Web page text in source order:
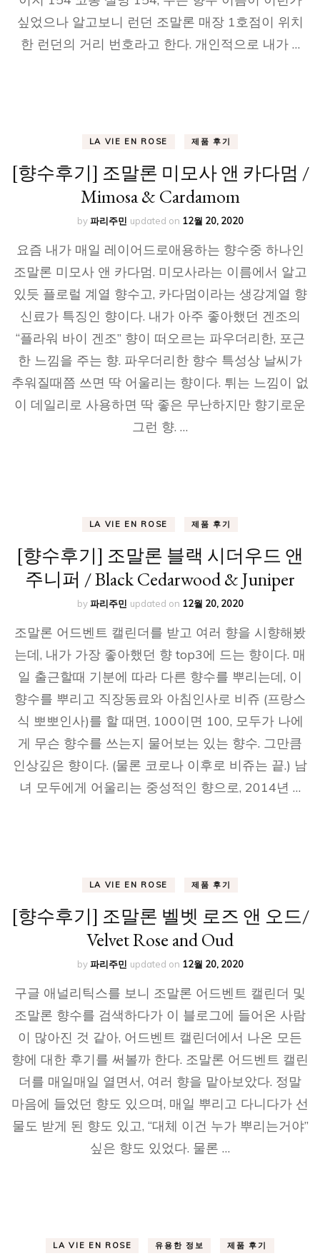
싶었으나 알고보니 런던 조말론 매장 1호점이 위치
한 런던의 거리 번호라고 한다. 개인적으로 내가 …
LA VIE EN ROSE 제품 후기
[향수후기] 조말론 미모사 앤 카다멈 /
Mimosa & Cardamom
by파리주민 updated on 12월 20, 2020
요즘 내가 매일 레이어드로애용하는 향수중 하나인
조말론 미모사 앤 카다멈. 미모사라는 이름에서 알고
있듯 플로럴 계열 향수고, 카다멈이라는 생강계열 향
신료가 특징인 향이다. 내가 아주 좋아했던 겐조의
“플라워 바이 겐조” 향이 떠오르는 파우더리한, 포근
한 느낌을 주는 향. 파우더리한 향수 특성상 날씨가
추워질때쯤 쓰면 딱 어울리는 향이다. 튀는 느낌이 없
이 데일리로 사용하면 딱 좋은 무난하지만 향기로운
그런 향. …
LA VIE EN ROSE 제품 후기
[향수후기] 조말론 블랙 시더우드 앤
주니퍼 / Black Cedarwood & Juniper
by파리주민 updated on 12월 20, 2020
조말론 어드벤트 캘린더를 받고 여러 향을 시향해봤
는데, 내가 가장 좋아했던 향 top3에 드는 향이다. 매
일 출근할때 기분에 따라 다른 향수를 뿌리는데, 이
향수를 뿌리고 직장동료와 아침인사로 비쥬 (프랑스
식 뽀뽀인사)를 할 때면, 100이면 100, 모두가 나에
게 무슨 향수를 쓰는지 물어보는 있는 향수. 그만큼
인상깊은 향이다. (물론 코로나 이후로 비쥬는 끝.) 남
녀 모두에게 어울리는 중성적인 향으로, 2014년 …
LA VIE EN ROSE 제품 후기
[향수후기] 조말론 벨벳 로즈 앤 오드/
Velvet Rose and Oud
by파리주민 updated on 12월 20, 2020
구글 애널리틱스를 보니 조말론 어드벤트 캘린더 및
조말론 향수를 검색하다가 이 블로그에 들어온 사람
이 많아진 것 같아, 어드벤트 캘린더에서 나온 모든
향에 대한 후기를 써볼까 한다. 조말론 어드벤트 캘린
더를 매일매일 열면서, 여러 향을 맡아보았다. 정말
마음에 들었던 향도 있으며, 매일 뿌리고 다니다가 선
물도 받게 된 향도 있고, “대체 이건 누가 뿌리는거야”
싶은 향도 있었다. 물론 …
LA VIE EN ROSE 유용한 정보 제품 후기